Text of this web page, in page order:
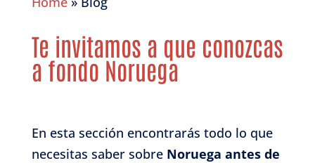
Te invitamos a que conozcas
a fondo Noruega
En esta sección encontrarás todo lo que
necesitas saber sobre Noruega antes de